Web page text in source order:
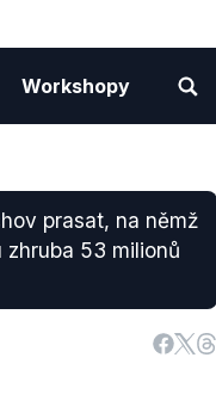
Workshopy
prasat, na němž
53 milionů